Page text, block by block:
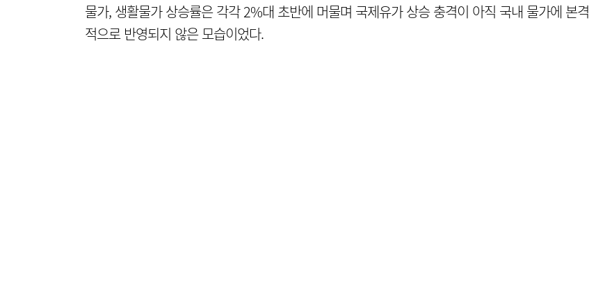
물가, 생활물가 상승률은 각각 2%대 초반에 머물며 국제유가 상승 충격이 아직 국내 물가에 본격
적으로 반영되지 않은 모습이었다.